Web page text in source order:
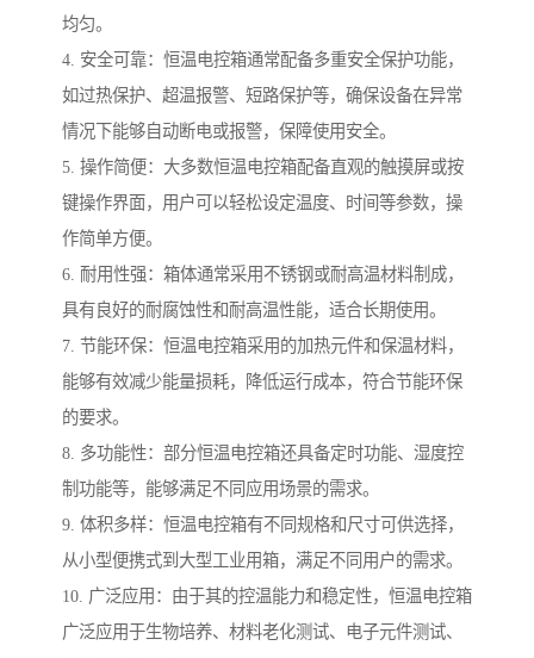
均匀。
4. 安全可靠：恒温电控箱通常配备多重安全保护功能，
如过热保护、超温报警、短路保护等，确保设备在异常
情况下能够自动断电或报警，保障使用安全。
5. 操作简便：大多数恒温电控箱配备直观的触摸屏或按
键操作界面，用户可以轻松设定温度、时间等参数，操
作简单方便。
6. 耐用性强：箱体通常采用不锈钢或耐高温材料制成，
具有良好的耐腐蚀性和耐高温性能，适合长期使用。
7. 节能环保：恒温电控箱采用的加热元件和保温材料，
能够有效减少能量损耗，降低运行成本，符合节能环保
的要求。
8. 多功能性：部分恒温电控箱还具备定时功能、湿度控
制功能等，能够满足不同应用场景的需求。
9. 体积多样：恒温电控箱有不同规格和尺寸可供选择，
从小型便携式到大型工业用箱，满足不同用户的需求。
10. 广泛应用：由于其的控温能力和稳定性，恒温电控箱
广泛应用于生物培养、材料老化测试、电子元件测试、